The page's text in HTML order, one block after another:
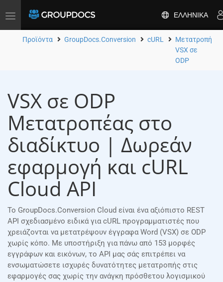
Toggle
ΕΛΛΗΝΙΚΆ
Προϊόντα GroupDocs.Conversion cURL
Μετατροπή
VSX σε
ODP
VSX σε ODP
Μετατροπέας στο
διαδίκτυο | Δωρεάν
εφαρμογή και cURL
Cloud API
Το GroupDocs.Conversion Cloud είναι ένα αξιόπιστο REST
API σχεδιασμένο ειδικά για cURL προγραμματιστές που
χρειάζονται να μετατρέψουν έγγραφα Word (VSX) σε ODP
χωρίς κόπο. Με υποστήριξη για πάνω από 153 μορφές
εγγράφων και εικόνων, το API μας σάς επιτρέπει να
ενσωματώσετε ισχυρές δυνατότητες μετατροπής στις
εφαρμογές σας χωρίς την ανάγκη πρόσθετου λογισμικού